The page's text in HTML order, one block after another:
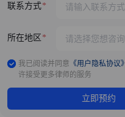
联系方式
所在地区
我已阅读并同意 《用户隐私协议》
许接受更多律师的服务
立即预约